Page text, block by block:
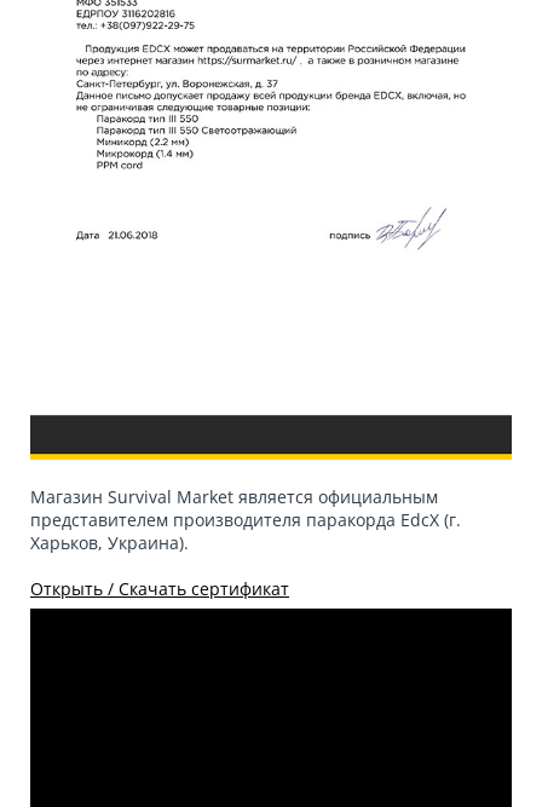
Магазин Survival Market является официальным
представителем производителя паракорда EdcX (г.
Харьков, Украина).
Открыть / Скачать сертификат